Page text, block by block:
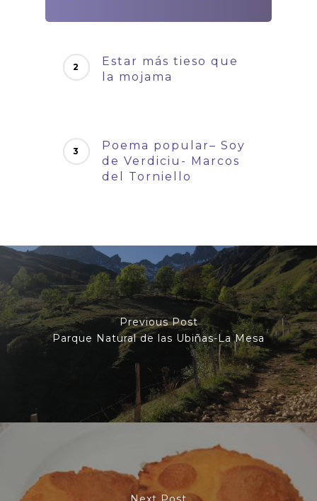
Estar más tieso que
la mojama
Poema popular– Soy
de Verdiciu- Marcos
del Torniello
Previous Post
Parque Natural de las Ubiñas-La Mesa